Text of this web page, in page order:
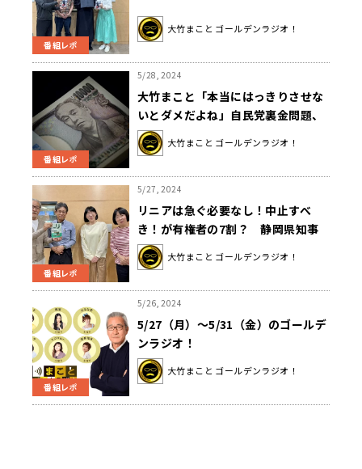
番組レポ
大竹まこと ゴールデンラジオ！
番組レポ
5/28, 2024
大竹まこと「本当にはっきりさせな
いとダメだよね」自民党裏金問題、
寄付利用で所得税控除の疑い
大竹まこと ゴールデンラジオ！
番組レポ
5/27, 2024
リニアは急ぐ必要なし！中止すべ
き！が有権者の7割？ 静岡県知事
選の実態を聞く
大竹まこと ゴールデンラジオ！
番組レポ
5/26, 2024
5/27（月）～5/31（金）のゴールデ
ンラジオ！
大竹まこと ゴールデンラジオ！